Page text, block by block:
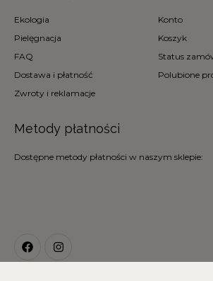
Ekologia
Pielęgnacja
FAQ
Dostawa i płatność
Zwroty i reklamacje
Konto
Koszyk
Status
Polubione
Metody płatności
Dostępne metody płatności w naszym sklepie: